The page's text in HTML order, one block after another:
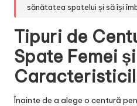
sănătatea spatelui și să își
Tipuri de
Spate Femei și
Înainte de a alege o centură